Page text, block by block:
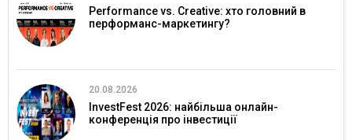
Performance vs. Creative: хто головний в
перформанс-маркетингу?
20.08.2026
InvestFest 2026: найбільша онлайн-
конференція про інвестиції